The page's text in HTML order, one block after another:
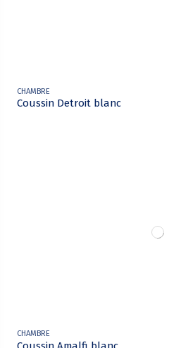
CHAMBRE
Coussin Detroit blanc
CHAMBRE